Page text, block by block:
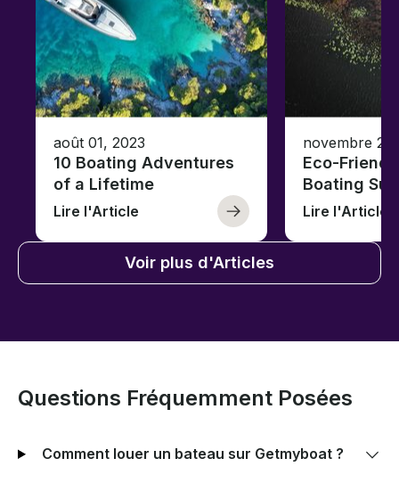
août 01, 2023
10 Boating Adventures
of a Lifetime
Lire l'Article
novembre
Eco-
Boating
Lire l'Article
Voir plus d'Articles
Questions Fréquemment Posées
Comment louer un bateau sur Getmyboat ?